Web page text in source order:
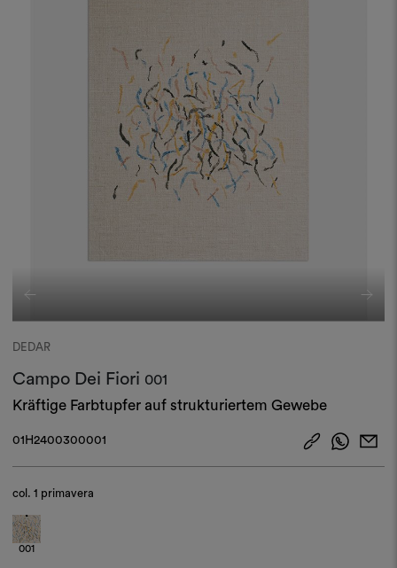
DEDAR
Campo Dei Fiori 001
Kräftige Farbtupfer auf strukturiertem Gewebe
01H2400300001
col.1 primavera
001